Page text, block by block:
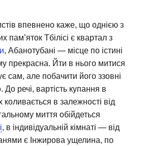
впевнено каже, що однією з
пам’яток Тбілісі є квартал з
, Абанотубані — місце по істині
прекрасна. Йти в нього митися
сам, але побачити його ззовні
До речі, вартість купання в
в залежності від
миття обійдеться
, в індивідуальній кімнаті — від
є Інжирова ущелина, по